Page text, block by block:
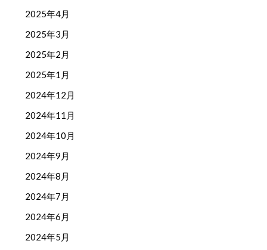
2025年4月
2025年3月
2025年2月
2025年1月
2024年12月
2024年11月
2024年10月
2024年9月
2024年8月
2024年7月
2024年6月
2024年5月